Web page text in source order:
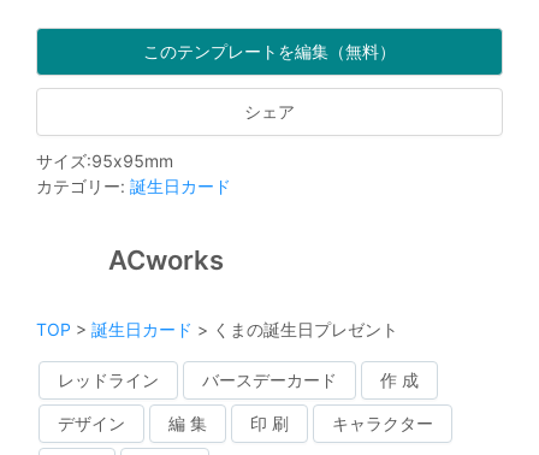
このテンプレートを編集（無料）
シェア
サイズ:95x95mm
カテゴリー: 誕生日カード
ACworks
TOP > 誕生日カード > くまの誕生日プレゼント
レッドライン バースデーカード 作 成
デザイン 編 集 印 刷 キャラクター